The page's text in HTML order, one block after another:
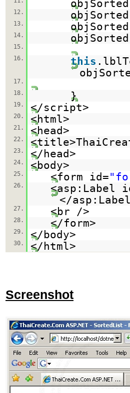
12.
13.
14.
15.
16.
this
17.
18.
}
19. </script>
20. <html>
21. <head>
22.
23. </head>
24. <body>
25. <form id=
26.
<asp:Label
</
27. <br />
28. </form>
29. </body>
30. </html>
Screenshot